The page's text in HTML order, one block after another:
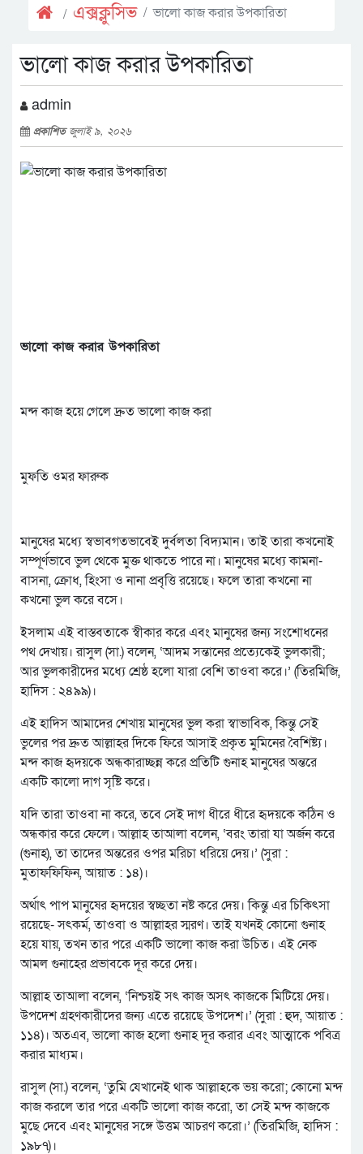
এক্সক্লুসিভ ভালো কাজ করার উপকারিতা
ভালো কাজ করার উপকারিতা
admin
প্রকাশিতজুলাই ৯, ২০২৬
ভালো কাজ করার উপকারিতা
মন্দ কাজ হয়ে গেলে দ্রুত ভালো কাজ করা
মুফতি ওমর ফারুক
মানুষের মধ্যে স্বভাবগতভাবেই দুর্বলতা বিদ্যমান। তাই তারা কখনোই
সম্পূর্ণভাবে ভুল থেকে মুক্ত থাকতে পারে না। মানুষের মধ্যে কামনা-
বাসনা, ক্রোধ, হিংসা ও নানা প্রবৃত্তি রয়েছে। ফলে তারা কখনো না
কখনো ভুল করে বসে।
ইসলাম এই বাস্তবতাকে স্বীকার করে এবং মানুষের জন্য সংশোধনের
পথ দেখায়। রাসুল (সা.) বলেন, ‘আদম সন্তানের প্রত্যেকেই ভুলকারী;
আর ভুলকারীদের মধ্যে শ্রেষ্ঠ হলো যারা বেশি তাওবা করে।’ (তিরমিজি,
হাদিস : ২৪৯৯)।
এই হাদিস আমাদের শেখায় মানুষের ভুল করা স্বাভাবিক, কিন্তু সেই
ভুলের পর দ্রুত আল্লাহর দিকে ফিরে আসাই প্রকৃত মুমিনের বৈশিষ্ট্য।
মন্দ কাজ হৃদয়কে অন্ধকারাচ্ছন্ন করে প্রতিটি গুনাহ মানুষের অন্তরে
একটি কালো দাগ সৃষ্টি করে।
যদি তারা তাওবা না করে, তবে সেই দাগ ধীরে ধীরে হৃদয়কে কঠিন ও
অন্ধকার করে ফেলে। আল্লাহ তাআলা বলেন, ‘বরং তারা যা অর্জন করে
(গুনাহ), তা তাদের অন্তরের ওপর মরিচা ধরিয়ে দেয়।’ (সুরা :
মুতাফফিফিন, আয়াত : ১৪)।
অর্থাৎ পাপ মানুষের হৃদয়ের স্বচ্ছতা নষ্ট করে দেয়। কিন্তু এর চিকিৎসা
রয়েছে- সৎকর্ম, তাওবা ও আল্লাহর স্মরণ। তাই যখনই কোনো গুনাহ
হয়ে যায়, তখন তার পরে একটি ভালো কাজ করা উচিত। এই নেক
আমল গুনাহের প্রভাবকে দূর করে দেয়।
আল্লাহ তাআলা বলেন, ‘নিশ্চয়ই সৎ কাজ অসৎ কাজকে মিটিয়ে দেয়।
উপদেশ গ্রহণকারীদের জন্য এতে রয়েছে উপদেশ।’ (সুরা : হুদ, আয়াত :
১১৪)। অতএব, ভালো কাজ হলো গুনাহ দূর করার এবং আত্মাকে পবিত্র
করার মাধ্যম।
রাসুল (সা.) বলেন, ‘তুমি যেখানেই থাক আল্লাহকে ভয় করো; কোনো মন্দ
কাজ করলে তার পরে একটি ভালো কাজ করো, তা সেই মন্দ কাজকে
মুছে দেবে এবং মানুষের সঙ্গে উত্তম আচরণ করো।’ (তিরমিজি, হাদিস :
১৯৮৭)।